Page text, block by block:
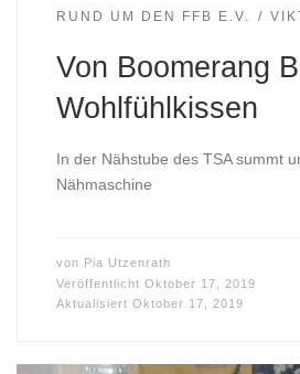
RUND UM DEN FFB E.V.
Von Boomerang
Wohlfühlkissen
In der Nähstube des TSA summt
Nähmaschine
von Pia Utzenrath
Veröffentlicht Oktober 17, 2019
Aktualisiert Oktober 17, 2019